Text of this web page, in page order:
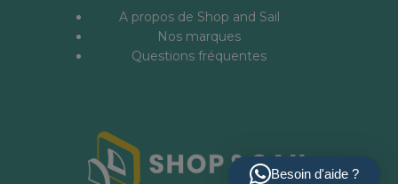
A propos de Shop and Sail
Nos marques
Questions fréquentes
Besoin d'aide ?